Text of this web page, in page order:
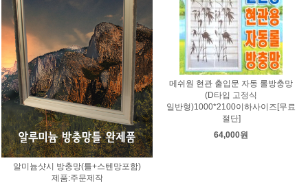
알미늄샷시 방충망(틀+스텐망포함)
제품:주문제작
메쉬원 현관 출입문 자동 롤방충망
(D타입 고정식
일반형)1000*2100이하사이즈[무료
절단]
64,000원